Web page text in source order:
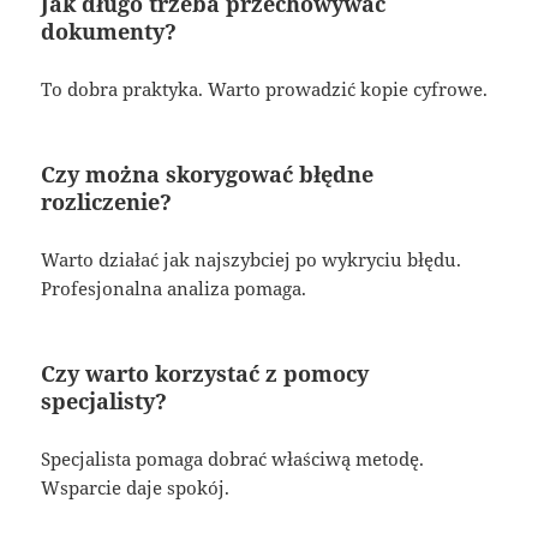
dokumenty?
To dobra praktyka. Warto prowadzić kopie cyfrowe.
Czy można skorygować błędne
rozliczenie?
Warto działać jak najszybciej po wykryciu błędu.
Profesjonalna analiza pomaga.
Czy warto korzystać z pomocy
specjalisty?
Specjalista pomaga dobrać właściwą metodę.
Wsparcie daje spokój.